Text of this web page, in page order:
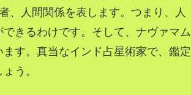
、人間関係を表します。つまり、人
きるわけです。そして、ナヴァマム
す。真当なインド占星術家で、鑑定
う。